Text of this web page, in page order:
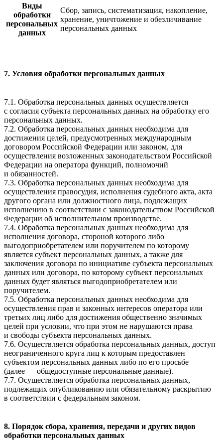
Виды
обработки
персональных
данных
Сбор, запись, систематизация, накопление,
хранение, уничтожение и обезличивание
персональных данных
7. Условия обработки персональных данных
7.1. Обработка персональных данных осуществляется
с согласия субъекта персональных данных на обработку его
персональных данных.
7.2. Обработка персональных данных необходима для
достижения целей, предусмотренных международным
договором Российской Федерации или законом, для
осуществления возложенных законодательством Российской
Федерации на оператора функций, полномочий
и обязанностей.
7.3. Обработка персональных данных необходима для
осуществления правосудия, исполнения судебного акта, акта
другого органа или должностного лица, подлежащих
исполнению в соответствии с законодательством Российской
Федерации об исполнительном производстве.
7.4. Обработка персональных данных необходима для
исполнения договора, стороной которого либо
выгодоприобретателем или поручителем по которому
является субъект персональных данных, а также для
заключения договора по инициативе субъекта персональных
данных или договора, по которому субъект персональных
данных будет являться выгодоприобретателем или
поручителем.
7.5. Обработка персональных данных необходима для
осуществления прав и законных интересов оператора или
третьих лиц либо для достижения общественно значимых
целей при условии, что при этом не нарушаются права
и свободы субъекта персональных данных.
7.6. Осуществляется обработка персональных данных, доступ
неограниченного круга лиц к которым предоставлен
субъектом персональных данных либо по его просьбе
(далее — общедоступные персональные данные).
7.7. Осуществляется обработка персональных данных,
подлежащих опубликованию или обязательному раскрытию
в соответствии с федеральным законом.
8. Порядок сбора, хранения, передачи и других видов
обработки персональных данных